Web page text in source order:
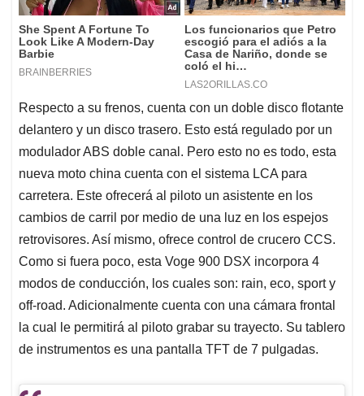
Respecto a su frenos, cuenta con un doble disco flotante
delantero y un disco trasero. Esto está regulado por un
modulador ABS doble canal. Pero esto no es todo, esta
nueva moto china cuenta con el sistema LCA para
carretera. Este ofrecerá al piloto un asistente en los
cambios de carril por medio de una luz en los espejos
retrovisores. Así mismo, ofrece control de crucero CCS.
Como si fuera poco, esta Voge 900 DSX incorpora 4
modos de conducción, los cuales son: rain, eco, sport y
off-road. Adicionalmente cuenta con una cámara frontal
la cual le permitirá al piloto grabar su trayecto. Su tablero
de instrumentos es una pantalla TFT de 7 pulgadas.